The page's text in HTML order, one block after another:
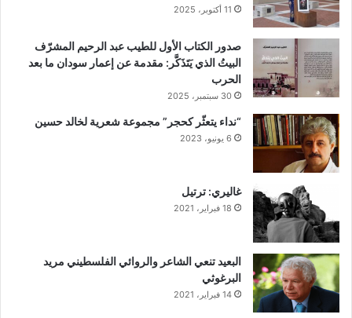
11 أكتوبر، 2025
صدور الكتاب الأول للطيب عبد الرحيم المشرّف
البيتُ الذي يَتَذَكَّر: مقدمة عن إعمار سودان ما بعد
الحرب
30 سبتمبر، 2025
“نداء يتعثّر كحجر” مجموعة شعرية لخالد حسين
6 يونيو، 2023
غاليري: ترتيل
18 فبراير، 2021
البعيد تنعي الشاعر والروائي الفلسطيني مريد
البرغوثي
14 فبراير، 2021